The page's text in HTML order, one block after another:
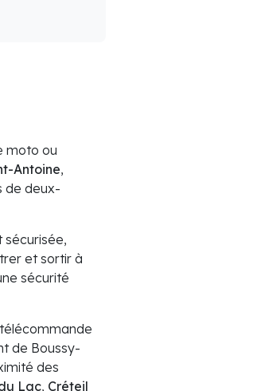
moto ou
Antoine,
de deux-
et sortir à
sécurité
de Boussy-
des
Lac, Créteil